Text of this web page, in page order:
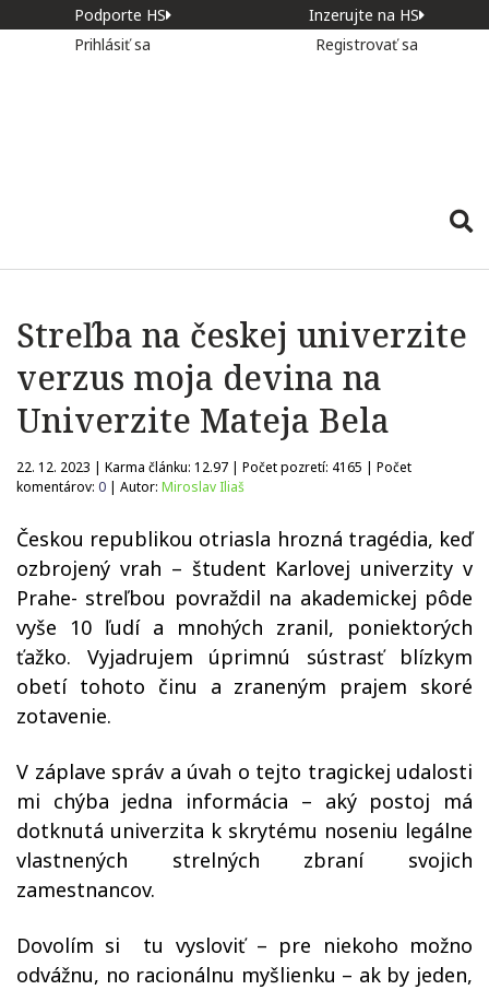
Podporte HS
Inzerujte na HS
Prihlásiť sa
Registrovať sa
Streľba na českej univerzite
verzus moja devina na
Univerzite Mateja Bela
22. 12. 2023 | Karma článku: 12.97 | Počet pozretí: 4165 | Počet
komentárov: 0 | Autor: Miroslav Iliaš
Českou republikou otriasla hrozná tragédia, keď
ozbrojený vrah – študent Karlovej univerzity v
Prahe- streľbou povraždil na akademickej pôde
vyše 10 ľudí a mnohých zranil, poniektorých
ťažko. Vyjadrujem úprimnú sústrasť blízkym
obetí tohoto činu a zraneným prajem skoré
zotavenie.
V záplave správ a úvah o tejto tragickej udalosti
mi chýba jedna informácia – aký postoj má
dotknutá univerzita k skrytému noseniu legálne
vlastnených strelných zbraní svojich
zamestnancov.
Dovolím si tu vysloviť – pre niekoho možno
odvážnu, no racionálnu myšlienku – ak by jeden,